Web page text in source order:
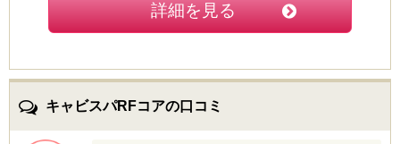
詳細を見る
キャビスパRFコアの口コミ